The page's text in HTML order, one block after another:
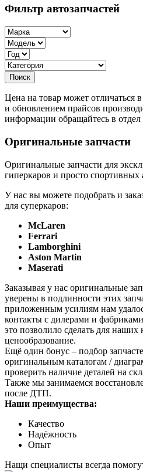
Фильтр автозапчастей
Цена на товар может отличаться
и обновлением прайсов
информации обращайтесь в
Оригинальные запчасти
Оригинальные запчасти для
гиперкаров и просто спортивных
У нас вы можете подобрать и
для суперкаров:
McLaren
Ferrari
Lamborghini
Aston Martin
Maserati
Заказывая у нас оригинальные
уверены в подлинности этих
приложенным усилиям нам
контакты с дилерами и
это позволило сделать для наших
ценообразование.
Ещё один бонус – подбор
оригинальным каталогам /
проверить наличие деталей на
Также мы занимаемся
после ДТП.
Наши преимущества:
Качество
Надёжность
Опыт
Нащи специалисты всегда